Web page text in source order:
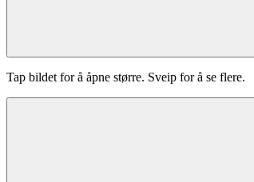
Tap bildet for å åpne større. Sveip for å se flere.